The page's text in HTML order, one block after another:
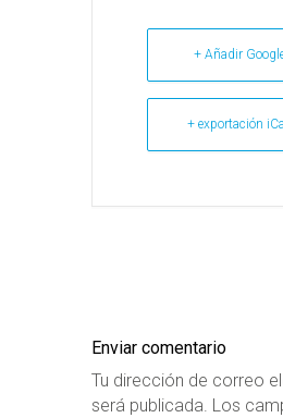
+ Añadir
+ exportación
Enviar comentario
Tu dirección de correo
será publicada. Los